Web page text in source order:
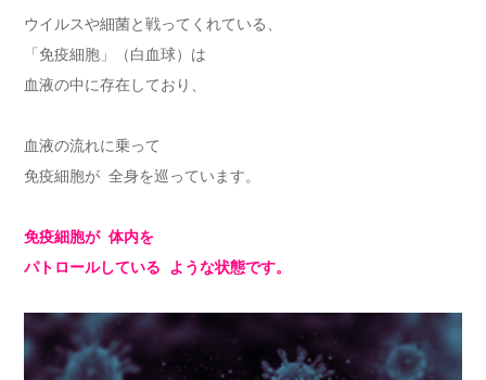
ウイルスや細菌と戦ってくれている、
「免疫細胞」（白血球）は
血液の中に存在しており、
血液の流れに乗って
免疫細胞が 全身を巡っています。
免疫細胞が 体内を
パトロールしている ような状態です。